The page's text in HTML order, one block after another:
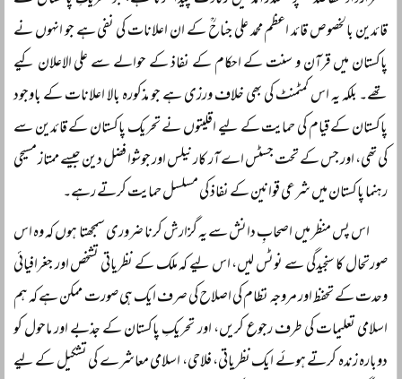
قائدین بالخصوص قائد اعظم محمد علی جناحؒ کے ان اعلانات کی نفی ہے جو انہوں نے
پاکستان میں قرآن و سنت کے احکام کے نفاذ کے حوالے سے علی الاعلان کیے
تھے۔ بلکہ یہ اس کمٹمنٹ کی بھی خلاف ورزی ہے جو مذکورہ بالا اعلانات کے باوجود
پاکستان کے قیام کی حمایت کے لیے اقلیتوں نے تحریک پاکستان کے قائدین سے
کی تھی، اور جس کے تحت جسٹس اے آر کار نیلس اور جوشوا فضل دین جیسے ممتاز مسیحی
رہنما پاکستان میں شرعی قوانین کے نفاذ کی مسلسل حمایت کرتے رہے۔
اس پس منظر میں اصحابِ دانش سے یہ گزارش کرنا ضروری سمجھتا ہوں کہ وہ اس
صورتحال کا سنجیدگی سے نوٹس لیں، اس لیے کہ ملک کے نظریاتی تشخص اور جغرافیائی
وحدت کے تحفظ اور مروجہ نظام کی اصلاح کی صرف ایک ہی صورت ممکن ہے کہ ہم
اسلامی تعلیمات کی طرف رجوع کریں، اور تحریکِ پاکستان کے جذبے اور ماحول کو
دوبارہ زندہ کرتے ہوئے ایک نظریاتی، فلاحی، اسلامی معاشرے کی تشکیل کے لیے